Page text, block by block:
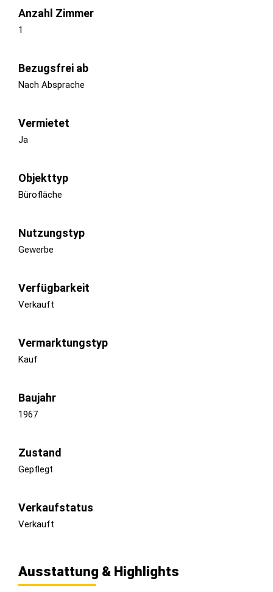
Anzahl Zimmer
1
Bezugsfrei ab
Nach Absprache
Vermietet
Ja
Objekttyp
Bürofläche
Nutzungstyp
Gewerbe
Verfügbarkeit
Verkauft
Vermarktungstyp
Kauf
Baujahr
1967
Zustand
Gepflegt
Verkaufstatus
Verkauft
Ausstattung & Highlights